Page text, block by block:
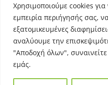
Χρησιμοποιούμε cookies
εμπειρία περιήγησής σας,
εξατομικευμένες
αναλύουμε την
"Αποδοχή όλων",
εμάς.
6974725071
6980054170